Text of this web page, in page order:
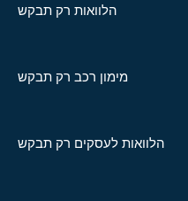
הלוואות רק תבקש
מימון רכב רק תבקש
הלוואות לעסקים רק תבקש